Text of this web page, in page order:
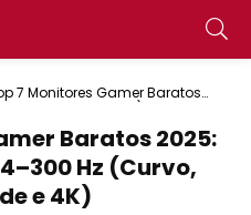
7 Monitores Gamer Baratos
Ultrawide e 4K)
Baratos 2025:
Hz (Curvo,
e 4K)